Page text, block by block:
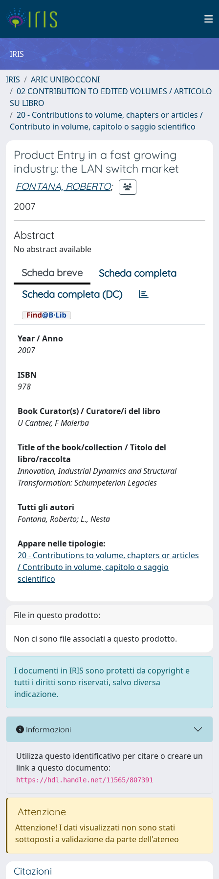
IRIS
IRIS
ARIC UNIBOCCONI
02 CONTRIBUTION TO EDITED VOLUMES / ARTICOLO
SU LIBRO
20 - Contributions to volume, chapters or articles /
Contributo in volume, capitolo o saggio scientifico
Product Entry in a fast growing
industry: the LAN switch market
FONTANA, ROBERTO;
2007
Abstract
No abstract available
Scheda breve
Scheda completa
Scheda completa (DC)
Year / Anno
2007
ISBN
978
Book Curator(s) / Curatore/i del libro
U Cantner, F Malerba
Title of the book/collection / Titolo del
libro/raccolta
Innovation, Industrial Dynamics and Structural
Transformation: Schumpeterian Legacies
Tutti gli autori
Fontana, Roberto; L., Nesta
Appare nelle tipologie:
20 - Contributions to volume, chapters or articles
/ Contributo in volume, capitolo o saggio
scientifico
File in questo prodotto:
Non ci sono file associati a questo prodotto.
I documenti in IRIS sono protetti da copyright e
tutti i diritti sono riservati, salvo diversa
indicazione.
Informazioni
Utilizza questo identificativo per citare o creare un
link a questo documento:
https://hdl.handle.net/11565/807391
Attenzione
Attenzione! I dati visualizzati non sono stati
sottoposti a validazione da parte dell'ateneo
Citazioni